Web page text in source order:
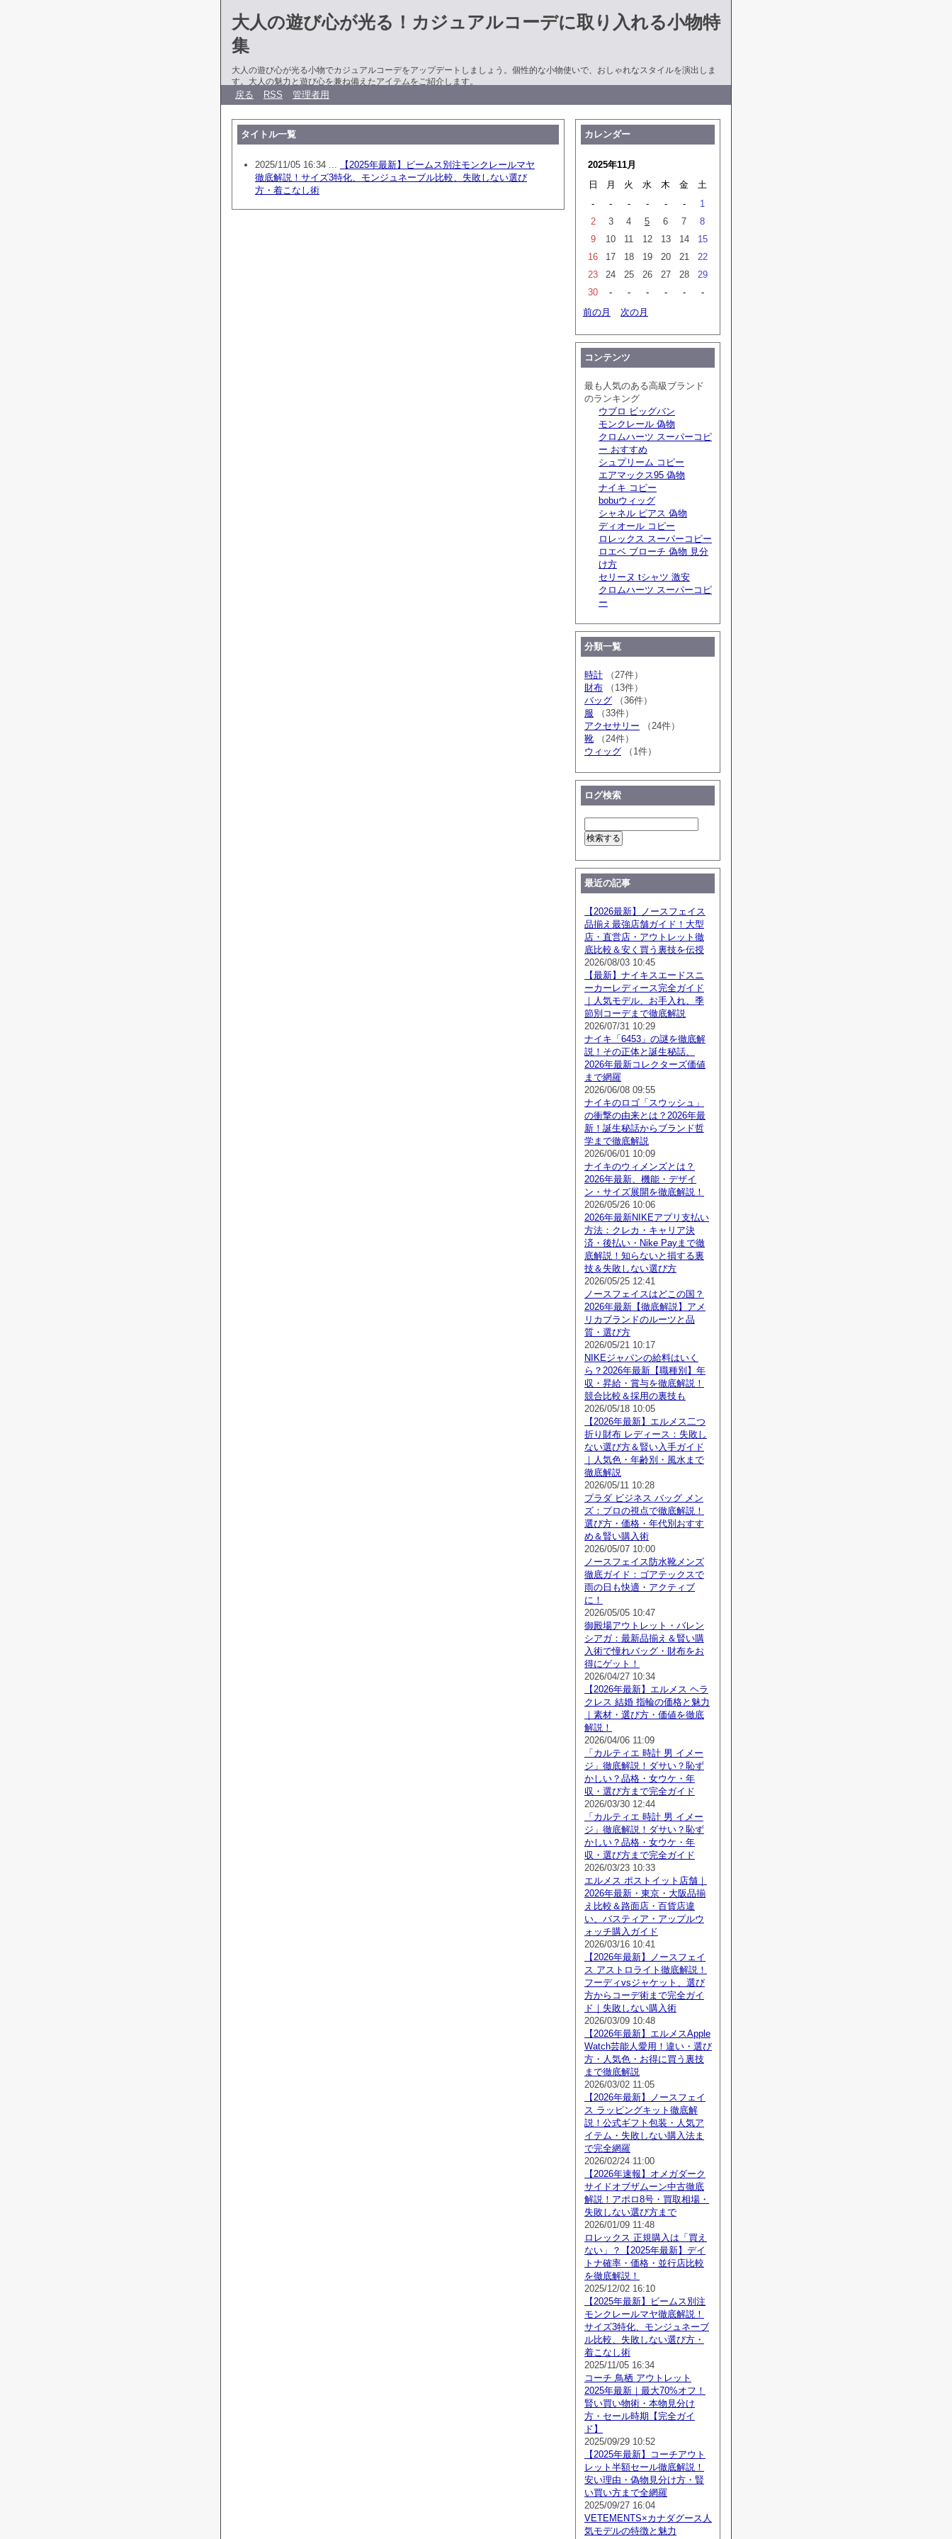
大人の遊び心が光る！カジュアルコーデに取り入れる小物特
集
大人の遊び心が光る小物でカジュアルコーデをアップデートしましょう。個性的な小物使いで、おしゃれなスタイルを演出しま
す。大人の魅力と遊び心を兼ね備えたアイテムをご紹介します。
戻る RSS 管理者用
タイトル一覧
2025/11/05 16:34 ...
【2025年最新】ビームス別注モンクレールマヤ
徹底解説！サイズ3特化、モンジュネーブル比較、失敗しない選び
方・着こなし術
カレンダー
2025年11月
日
月 火 水 木 金
土
-
- - - - -
1
2
3 4 5 6 7
8
9
10 11 12 13 14
15
16
17 18 19 20 21
22
23
24 25 26 27 28
29
30
- - - - -
-
前の月
次の月
コンテンツ
最も人気のある高級ブランド
のランキング
ウブロ ビッグバン
モンクレール 偽物
クロムハーツ スーパーコピ
ー おすすめ
シュプリーム コピー
エアマックス95 偽物
ナイキ コピー
bobuウィッグ
シャネル ピアス 偽物
ディオール コピー
ロレックス スーパーコピー
ロエベ ブローチ 偽物 見分
け方
セリーヌ tシャツ 激安
クロムハーツ スーパーコピ
ー
分類一覧
時計 （27件）
財布 （13件）
バッグ （36件）
服 （33件）
アクセサリー （24件）
靴 （24件）
ウィッグ （1件）
ログ検索
最近の記事
【2026最新】ノースフェイス
品揃え最強店舗ガイド！大型
店・直営店・アウトレット徹
底比較＆安く買う裏技を伝授
2026/08/03 10:45
【最新】ナイキスエードスニ
ーカーレディース完全ガイド
｜人気モデル、お手入れ、季
節別コーデまで徹底解説
2026/07/31 10:29
ナイキ「6453」の謎を徹底解
説！その正体と誕生秘話、
2026年最新コレクターズ価値
まで網羅
2026/06/08 09:55
ナイキのロゴ「スウッシュ」
の衝撃の由来とは？2026年最
新！誕生秘話からブランド哲
学まで徹底解説
2026/06/01 10:09
ナイキのウィメンズとは？
2026年最新、機能・デザイ
ン・サイズ展開を徹底解説！
2026/05/26 10:06
2026年最新NIKEアプリ支払い
方法：クレカ・キャリア決
済・後払い・Nike Payまで徹
底解説！知らないと損する裏
技＆失敗しない選び方
2026/05/25 12:41
ノースフェイスはどこの国？
2026年最新【徹底解説】アメ
リカブランドのルーツと品
質・選び方
2026/05/21 10:17
NIKEジャパンの給料はいく
ら？2026年最新【職種別】年
収・昇給・賞与を徹底解説！
競合比較＆採用の裏技も
2026/05/18 10:05
【2026年最新】エルメス二つ
折り財布 レディース：失敗し
ない選び方＆賢い入手ガイド
｜人気色・年齢別・風水まで
徹底解説
2026/05/11 10:28
プラダ ビジネス バッグ メン
ズ：プロの視点で徹底解説！
選び方・価格・年代別おすす
め＆賢い購入術
2026/05/07 10:00
ノースフェイス防水靴メンズ
徹底ガイド：ゴアテックスで
雨の日も快適・アクティブ
に！
2026/05/05 10:47
御殿場アウトレット・バレン
シアガ：最新品揃え＆賢い購
入術で憧れバッグ・財布をお
得にゲット！
2026/04/27 10:34
【2026年最新】エルメス ヘラ
クレス 結婚 指輪の価格と魅力
｜素材・選び方・価値を徹底
解説！
2026/04/06 11:09
「カルティエ 時計 男 イメー
ジ」徹底解説！ダサい？恥ず
かしい？品格・女ウケ・年
収・選び方まで完全ガイド
2026/03/30 12:44
「カルティエ 時計 男 イメー
ジ」徹底解説！ダサい？恥ず
かしい？品格・女ウケ・年
収・選び方まで完全ガイド
2026/03/23 10:33
エルメス ポストイット店舗｜
2026年最新・東京・大阪品揃
え比較＆路面店・百貨店違
い、バスティア・アップルウ
ォッチ購入ガイド
2026/03/16 10:41
【2026年最新】ノースフェイ
ス アストロライト徹底解説！
フーディvsジャケット、選び
方からコーデ術まで完全ガイ
ド｜失敗しない購入術
2026/03/09 10:48
【2026年最新】エルメスApple
Watch芸能人愛用！違い・選び
方・人気色・お得に買う裏技
まで徹底解説
2026/03/02 11:05
【2026年最新】ノースフェイ
ス ラッピングキット徹底解
説！公式ギフト包装・人気ア
イテム・失敗しない購入法ま
で完全網羅
2026/02/24 11:00
【2026年速報】オメガダーク
サイドオブザムーン中古徹底
解説！アポロ8号・買取相場・
失敗しない選び方まで
2026/01/09 11:48
ロレックス 正規購入は「買え
ない」？【2025年最新】デイ
トナ確率・価格・並行店比較
を徹底解説！
2025/12/02 16:10
【2025年最新】ビームス別注
モンクレールマヤ徹底解説！
サイズ3特化、モンジュネーブ
ル比較、失敗しない選び方・
着こなし術
2025/11/05 16:34
コーチ 鳥栖 アウトレット
2025年最新｜最大70%オフ！
賢い買い物術・本物見分け
方・セール時期【完全ガイ
ド】
2025/09/29 10:52
【2025年最新】コーチアウト
レット半額セール徹底解説！
安い理由・偽物見分け方・賢
い買い方まで全網羅
2025/09/27 16:04
VETEMENTS×カナダグース人
気モデルの特徴と魅力